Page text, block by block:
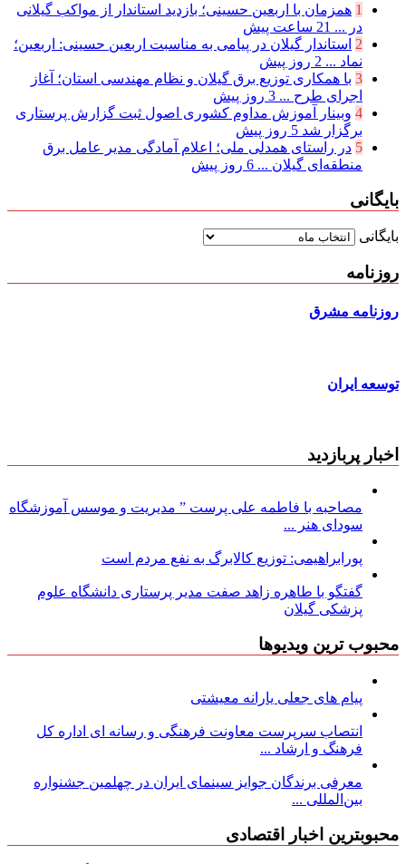
1 همزمان با اربعین حسینی؛ بازدید استاندار از مواکب گیلانی
در ... 21 ساعت پیش
2 استاندار گیلان در پیامی به مناسبت اربعین حسینی: اربعین؛
نماد ... 2 روز پیش
3 با همکاری توزیع برق گیلان و نظام مهندسی استان؛ آغاز
اجرای طرح ... 3 روز پیش
4 وبینار آموزش مداوم کشوری اصول ثبت گزارش پرستاری
برگزار شد 5 روز پیش
5 در راستای همدلی ملی؛ اعلام آمادگی مدیر عامل برق
منطقه‌ای گیلان ... 6 روز پیش
بایگانی
بایگانی
روزنامه
روزنامه مشرق
توسعه ایران
اخبار پربازدید
مصاحبه با فاطمه علی پرست ” مدیریت و موسس آموزشگاه
سودای هنر ...
پورابراهیمی: توزیع کالابرگ به نفع مردم است
گفتگو با طاهره زاهد صفت مدیر پرستاری دانشگاه علوم
پزشکی گیلان
محبوب ترین ویدیوها
پیام های جعلی یارانه معیشتی
انتصاب سرپرست معاونت فرهنگی و رسانه ای اداره کل
فرهنگ و ارشاد ...
معرفی برندگان جوایز سینمای ایران در چهلمین جشنواره
بین‌المللی ...
محبوبترین اخبار اقتصادی